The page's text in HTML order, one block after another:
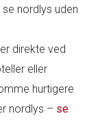
nordlys uden
direkte ved
eller
hurtigere
nordlys – se